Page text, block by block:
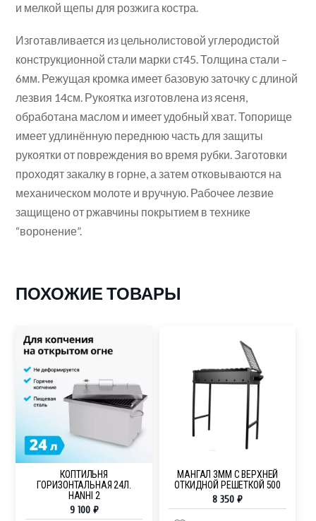
и мелкой щепы для розжига костра.
Изготавливается из цельнолистовой углеродистой
конструкционной стали марки ст45. Толщина стали –
6мм. Режущая кромка имеет базовую заточку с длиной
лезвия 14см. Рукоятка изготовлена из ясеня,
обработана маслом и имеет удобный хват. Топорище
имеет удлинённую переднюю часть для защиты
рукоятки от повреждения во время рубки. Заготовки
проходят закалку в горне, а затем отковываются на
механическом молоте и вручную. Рабочее лезвие
защищено от ржавчины покрытием в технике
“воронение”.
ПОХОЖИЕ ТОВАРЫ
КОПТИЛЬНЯ
ГОРИЗОНТАЛЬНАЯ 24Л.
HANHI 2
9 100 ₽
МАНГАЛ 3ММ С ВЕРХНЕЙ
ОТКИДНОЙ РЕШЕТКОЙ 500
8 350₽